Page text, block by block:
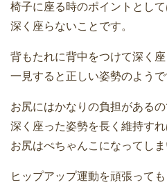
椅子に座る時のポイントとして
深く座らないことです。
背もたれに背中をつけて深く
一見すると正しい姿勢のようで
お尻にはかなりの負担があるの
深く座った姿勢を長く維持す
お尻はぺちゃんこになってしま
ヒップアップ運動を頑張っても